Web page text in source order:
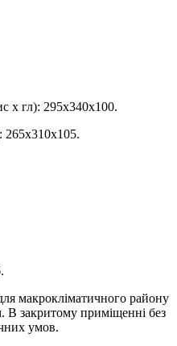
х гл): 295х340х100.
265х310х105.
макрокліматичного району
В закритому приміщенні без
умов.